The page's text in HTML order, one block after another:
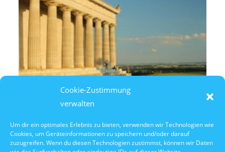
Cookie-Zustimmung
verwalten
Um dir ein optimales Erlebnis zu bieten, verwenden wir Technologien wie
Cookies, um Geräteinformationen zu speichern und/oder darauf
zuzugreifen. Wenn du diesen Technologien zustimmst, können wir Daten
7. August 2026